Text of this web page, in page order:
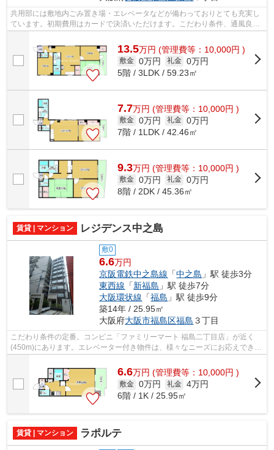
共用部には敷地内ごみ置き場・エレベータなどが備わっておりとても充実し
ています。初期費用はカードで決済いただけます。こだわり条件、通風良好
13.5万円 (管理費等：10,000円 )
敷金 0万円 礼金 0万円
5階 / 3LDK / 59.23㎡
7.7万円 (管理費等：10,000円 )
敷金 0万円 礼金 0万円
7階 / 1LDK / 42.46㎡
9.3万円 (管理費等：10,000円 )
敷金 0万円 礼金 0万円
8階 / 2DK / 45.36㎡
賃貸 | マンション レジデンス中之島
敷0
6.6万円
京阪電鉄中之島線 「中之島 」駅 徒歩3分
東西線 「新福島 」駅 徒歩7分
大阪環状線 「福島 」駅 徒歩9分
築14年 / 25.95㎡
大阪府大阪市福島区福島 ３丁目
こだわり条件の定番。コンビニ「ファミリーマート 福島二丁目店」が近く
(450m)にあります。エレベーター付き物件は、様々なニーズにお応えできる
快適な物件です。初期費用のカード決済...
6.6万円 (管理費等：10,000円 )
敷金 0万円 礼金 4万円
6階 / 1K / 25.95㎡
賃貸 | マンション ラポルテ